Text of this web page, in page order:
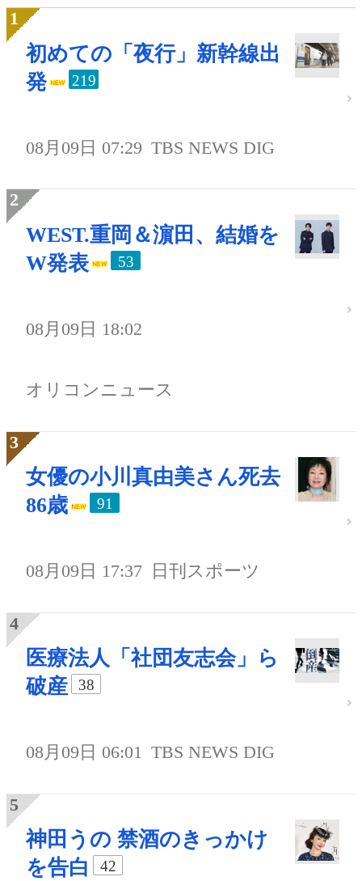
初めての「夜行」新幹線出
発
219
08月09日 07:29 TBS NEWS DIG
WEST.重岡＆濵田、結婚を
W発表
53
08月09日 18:02
オリコンニュース
女優の小川真由美さん死去
86歳
91
08月09日 17:37 日刊スポーツ
医療法人「社団友志会」ら
破産
38
08月09日 06:01 TBS NEWS DIG
神田うの 禁酒のきっかけ
を告白
42